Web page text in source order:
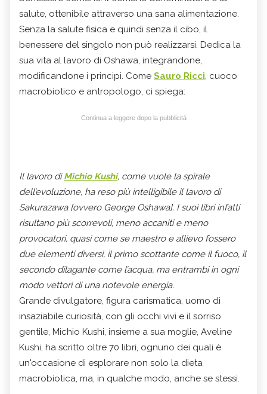
salute, ottenibile attraverso una sana alimentazione.
Senza la salute fisica e quindi senza il cibo, il
benessere del singolo non può realizzarsi. Dedica la
sua vita al lavoro di Oshawa, integrandone,
modificandone i principi. Come Sauro Ricci, cuoco
macrobiotico e antropologo, ci spiega:
Continua a leggere dopo la pubblicità
Il lavoro diMichio Kushi, come vuole la spirale
dell’evoluzione, ha reso più intelligibile il lavoro di
Sakurazawa [ovvero George Oshawa]. I suoi libri infatti
risultano più scorrevoli, meno accaniti e meno
provocatori, quasi come se maestro e allievo fossero
due elementi diversi, il primo scottante come il fuoco, il
secondo dilagante come l’acqua, ma entrambi in ogni
modo vettori di una notevole energia.
Grande divulgatore, figura carismatica, uomo di
insaziabile curiosità, con gli occhi vivi e il sorriso
gentile, Michio Kushi, insieme a sua moglie, Aveline
Kushi, ha scritto oltre 70 libri, ognuno dei quali è
un'occasione di esplorare non solo la dieta
macrobiotica, ma, in qualche modo, anche se stessi.